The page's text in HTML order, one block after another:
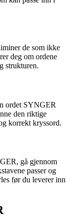
de som ikke
deg om ordene
strukturen.
ordet SYNGER
den riktige
korrekt kryssord.
gå gjennom
passer og
før du leverer inn